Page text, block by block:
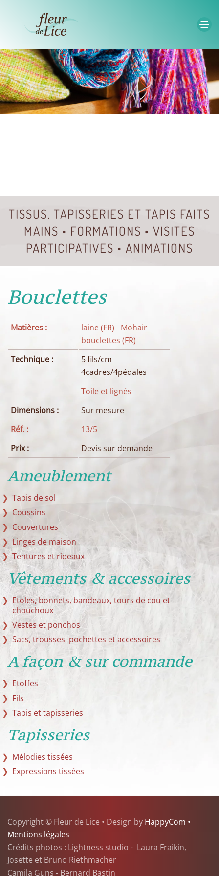
Accéder au contenu principal
TISSUS, TAPISSERIES ET TAPIS FAITS
MAINS • FORMATIONS • VISITES
PARTICIPATIVES • ANIMATIONS
Bouclettes
Matières :
laine (FR) - Mohair
bouclettes (FR)
Technique :
5 fils/cm
4cadres/4pédales
Toile et lignés
Dimensions :
Sur mesure
Réf. :
13/5
Prix :
Devis sur demande
Ameublement
Tapis de sol
Coussins
Couvertures
Linges de maison
Tentures et rideaux
Vêtements & accessoires
Etoles, bonnets, bandeaux, tours de cou et
chouchoux
Vestes et ponchos
Sacs, trousses, pochettes et accessoires
A façon & sur commande
Etoffes
Fils
Tapis et tapisseries
Tapisseries
Mélodies tissées
Expressions tissées
Copyright © Fleur de Lice • Design by HappyCom •
Mentions légales
Crédits photos : Lightness studio - Laura Fraikin,
Josette et Bruno Riethmacher
Camila Guns - Bernard Bastin